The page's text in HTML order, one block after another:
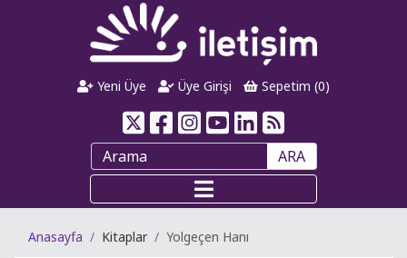
Yeni Üye Üye Girişi Sepetim (0)
ARA
Anasayfa Kitaplar Yolgeçen Hanı